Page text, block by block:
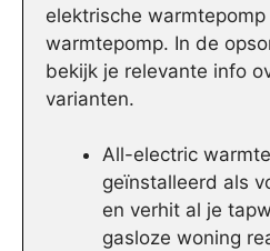
elektrische
warmtepomp. In de
bekijk je relevante info
varianten.
All-electric
geïnstalleerd als
en verhit al je
gasloze woning